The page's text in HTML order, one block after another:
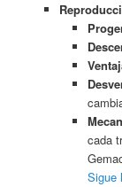
cada
Sigue